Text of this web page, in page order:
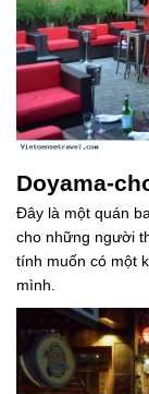
Doyama-
Đây là một quán
cho những người
tính muốn có một
mình.